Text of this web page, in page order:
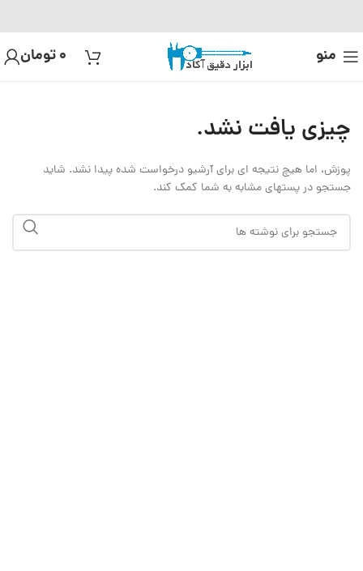
منو 0تومان
چیزی یافت نشد.
پوزش، اما هیچ نتیجه ای برای آرشیو درخواست شده پیدا نشد. شاید
جستجو در پستهای مشابه به شما کمک کند.